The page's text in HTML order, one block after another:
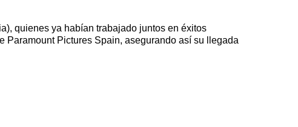
quienes ya habían trabajado juntos en éxitos
Paramount Pictures Spain, asegurando así su llegada